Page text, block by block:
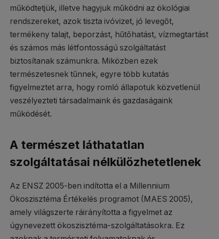
működtetjük, illetve hagyjuk működni az ökológiai
rendszereket, azok tiszta ivóvizet, jó levegőt,
termékeny talajt, beporzást, hűtőhatást, vízmegtartást
és számos más létfontosságú szolgáltatást
biztosítanak számunkra. Miközben ezek
természetesnek tűnnek, egyre több kutatás
figyelmeztet arra, hogy romló állapotuk közvetlenül
veszélyezteti társadalmaink és gazdaságaink
működését.
A természet láthatatlan
szolgáltatásai nélkülözhetetlenek
Az ENSZ 2005-ben indította el a Millennium
Ökoszisztéma Értékelés programot (MAES 2005),
amely világszerte ráirányította a figyelmet az
úgynevezett ökoszisztéma-szolgáltatásokra. Ez